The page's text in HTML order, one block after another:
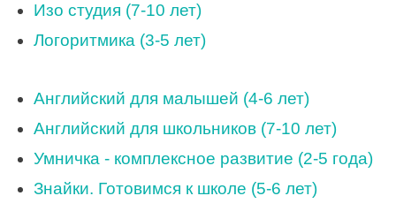
Изо студия (7-10 лет)
Логоритмика (3-5 лет)
Английский для малышей (4-6 лет)
Английский для школьников (7-10 лет)
Умничка - комплексное развитие (2-5 года)
Знайки. Готовимся к школе (5-6 лет)